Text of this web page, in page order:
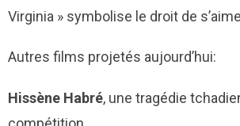
Virginia » symbolise le droit de
Autres films projetés aujourd’hui:
Hissène Habré, une tragédie